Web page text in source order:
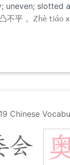
uneven; slotted
不平 。 Zhè tiáo
Chinese
会